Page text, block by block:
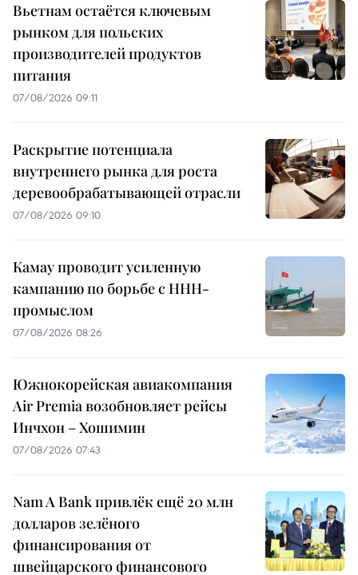
Вьетнам остаётся ключевым
рынком для польских
производителей продуктов
питания
07/08/2026 09:11
Раскрытие потенциала
внутреннего рынка для роста
деревообрабатывающей отрасли
07/08/2026 09:10
Камау проводит усиленную
кампанию по борьбе с ННН-
промыслом
07/08/2026 08:26
Южнокорейская авиакомпания
Air Premia возобновляет рейсы
Инчхон – Хошимин
07/08/2026 07:43
Nam A Bank привлёк ещё 20 млн
долларов зелёного
финансирования от
швейцарского финансового